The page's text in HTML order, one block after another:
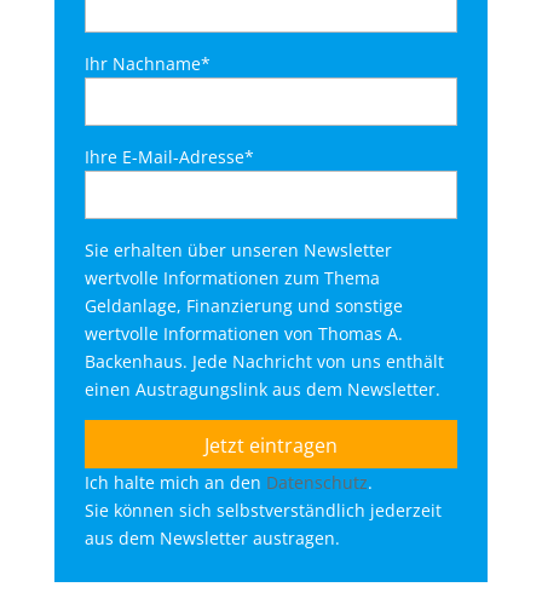
Ihr Nachname*
Ihre E-Mail-Adresse*
Sie erhalten über unseren Newsletter
wertvolle Informationen zum Thema
Geldanlage, Finanzierung und sonstige
wertvolle Informationen von Thomas A.
Backenhaus. Jede Nachricht von uns enthält
einen Austragungslink aus dem Newsletter.
Ich halte mich an den Datenschutz.
Sie können sich selbstverständlich jederzeit
aus dem Newsletter austragen.